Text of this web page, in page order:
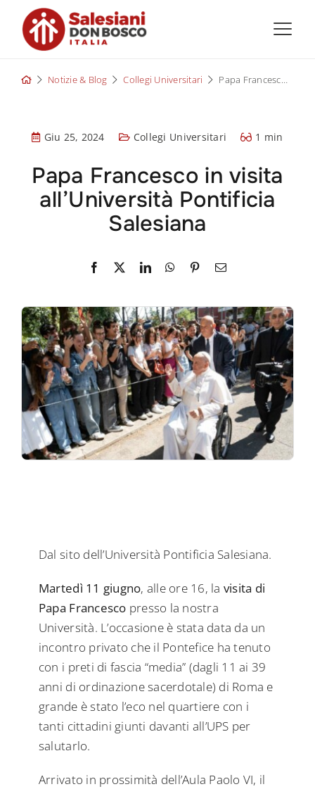
content
Notizie & Blog Collegi Universitari Papa Francesco in visita all’Università Pontificia Salesiana
Giu 25, 2024 Collegi Universitari 1 min
Papa Francesco in visita
all’Università Pontificia
Salesiana
Dal sito dell’Università Pontificia Salesiana.
Martedì 11 giugno, alle ore 16, la visita di
Papa Francesco presso la nostra
Università. L’occasione è stata data da un
incontro privato che il Pontefice ha tenuto
con i preti di fascia “media” (dagli 11 ai 39
anni di ordinazione sacerdotale) di Roma e
grande è stato l’eco nel quartiere con i
tanti cittadini giunti davanti all’UPS per
salutarlo.
Arrivato in prossimità dell’Aula Paolo VI, il